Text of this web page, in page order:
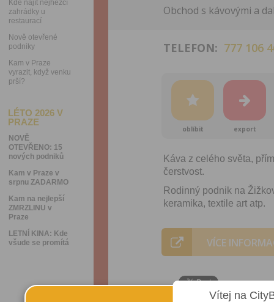
Kde najít nejhezčí
zahrádky u
restaurací
Nově otevřené
podniky
Kam v Praze
vyrazit, když venku
prší?
LÉTO 2026 V
PRAZE
NOVĚ
OTEVŘENO: 15
nových podniků
Kam v Praze v
srpnu ZADARMO
Kam na nejlepší
ZMRZLINU v
Praze
LETNÍ KINA: Kde
všude se promítá
Obchod s kávovými a
TELEFON: 777 106
oblíbit export
Káva z celého světa,
čerstvost.
Rodinný podnik na
keramika, textile art atp.
VÍCE
Vítej na